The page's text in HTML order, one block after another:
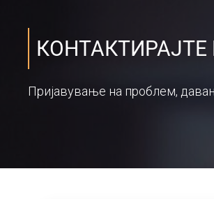
КОНТАКТИРАЈТЕ
Пријавување на проблем,